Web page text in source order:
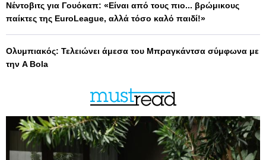
Νέντοβιτς για Γουόκαπ: «Είναι από τους πιο... βρώμικους
παίκτες της EuroLeague, αλλά τόσο καλό παιδί!»
Ολυμπιακός: Τελειώνει άμεσα του Μπραγκάντσα σύμφωνα με
την A Bola